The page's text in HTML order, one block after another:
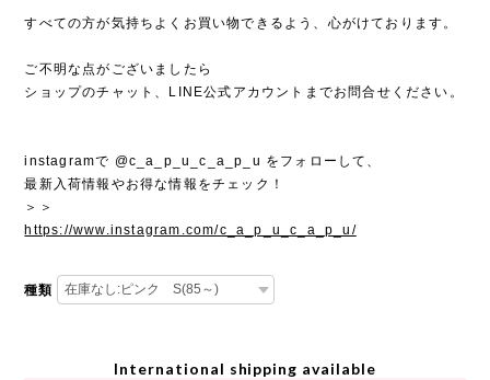
すべての方が気持ちよくお買い物できるよう、心がけております。
ご不明な点がございましたら
ショップのチャット、LINE公式アカウントまでお問合せください。
instagramで @c_a_p_u_c_a_p_u をフォローして、
最新入荷情報やお得な情報をチェック！
＞＞
https://www.instagram.com/c_a_p_u_c_a_p_u/
種類
International shipping available